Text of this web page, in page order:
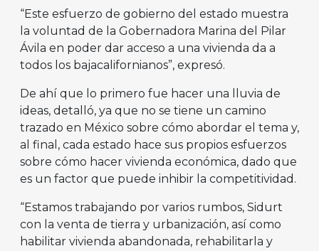
“Este esfuerzo de gobierno del estado muestra
la voluntad de la Gobernadora Marina del Pilar
Ávila en poder dar acceso a una vivienda da a
todos los bajacalifornianos”, expresó.
De ahí que lo primero fue hacer una lluvia de
ideas, detalló, ya que no se tiene un camino
trazado en México sobre cómo abordar el tema y,
al final, cada estado hace sus propios esfuerzos
sobre cómo hacer vivienda económica, dado que
es un factor que puede inhibir la competitividad.
“Estamos trabajando por varios rumbos, Sidurt
con la venta de tierra y urbanización, así como
habilitar vivienda abandonada, rehabilitarla y